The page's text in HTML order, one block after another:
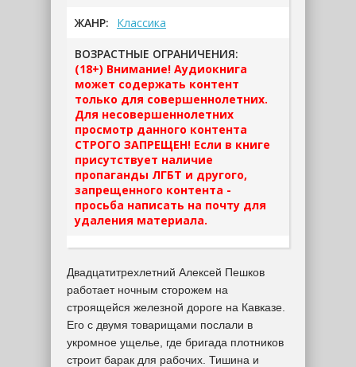
ЖАНР: Классика
ВОЗРАСТНЫЕ ОГРАНИЧЕНИЯ:
(18+) Внимание! Аудиокнига
может содержать контент
только для совершеннолетних.
Для несовершеннолетних
просмотр данного контента
СТРОГО ЗАПРЕЩЕН! Если в книге
присутствует наличие
пропаганды ЛГБТ и другого,
запрещенного контента -
просьба написать на почту для
удаления материала.
Двадцатитрехлетний Алексей Пешков
работает ночным сторожем на
строящейся железной дороге на Кавказе.
Его с двумя товарищами послали в
укромное ущелье, где бригада плотников
строит барак для рабочих. Тишина и